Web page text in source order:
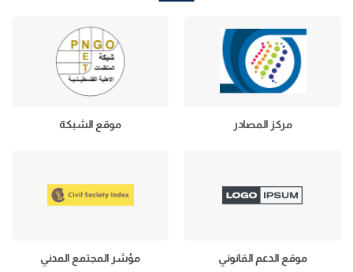
مركز المصادر موقع الشبكة
موقع الدعم القانوني مؤشر المجتمع المدني